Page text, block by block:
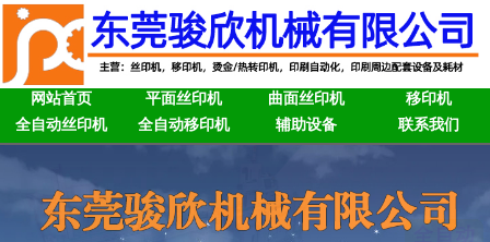
网站首页 平面丝印机 曲面丝印机
移印机
全自动丝印机
全自动移印机 辅助设备 联系我们